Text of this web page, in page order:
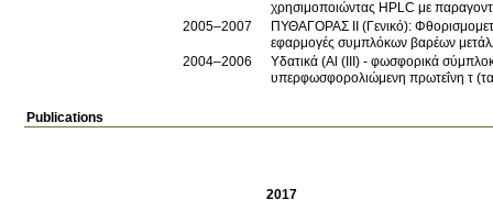
χρησιμοποιώντας HPLC με
2005–2007
ΠΥΘΑΓΟΡΑΣ ΙΙ (Γενικό):
εφαρμογές συμπλόκων βαρέων
2004–2006
Υδατικά (Al (III) - φωσφορικά
υπερφωσφορολιώμενη πρωτεΐνη τ
Publications
2017